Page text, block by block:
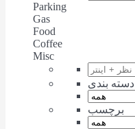
Parking
Gas
Food
Coffee
Misc
دسته بندی
برچسب